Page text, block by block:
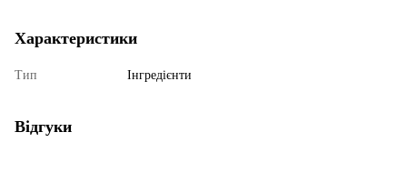
Характеристики
Тип Інгредієнти
Відгуки